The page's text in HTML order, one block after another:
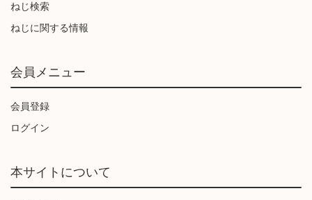
ねじ検索
ねじに関する情報
会員メニュー
会員登録
ログイン
本サイトについて